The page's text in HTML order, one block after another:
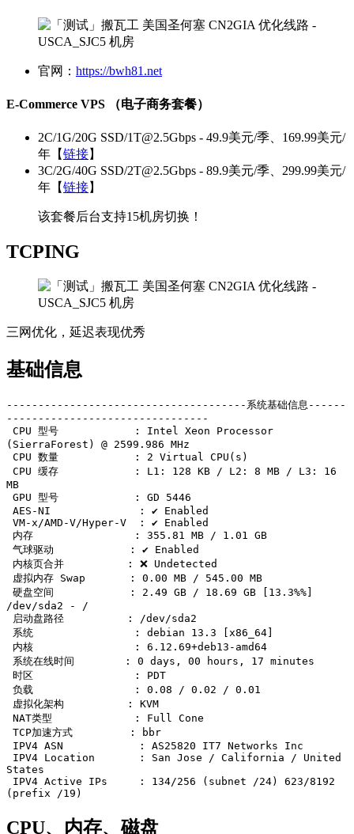
官网： https://bwh81.net
E-Commerce VPS （电子商务套餐）
2C/1G/20G SSD/1T@2.5Gbps - 49.9美元/季、169.99美元/
年【链接】
3C/2G/40G SSD/2T@2.5Gbps - 89.9美元/季、299.99美元/
年【链接】
该套餐后台支持15机房切换！
TCPING
三网优化，延迟表现优秀
基础信息
--------------------------------------系统基础信息------
--------------------------------
(SierraForest) @ 2599.986 MHz
MB
/dev/sda2 - /
States
(prefix /19)
CPU、内存、磁盘